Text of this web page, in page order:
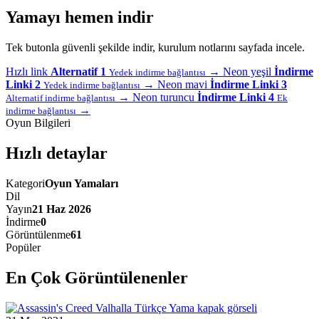
Yamayı hemen indir
Tek butonla güvenli şekilde indir, kurulum notlarını sayfada incele.
Hızlı link Alternatif 1 Yedek indirme bağlantısı → Neon yeşil İndirme
Linki 2 Yedek indirme bağlantısı → Neon mavi İndirme Linki 3
Alternatif indirme bağlantısı → Neon turuncu İndirme Linki 4 Ek
indirme bağlantısı →
Oyun Bilgileri
Hızlı detaylar
KategoriOyun Yamaları
Dil
Yayın21 Haz 2026
İndirme0
Görüntülenme61
Popüler
En Çok Görüntülenenler